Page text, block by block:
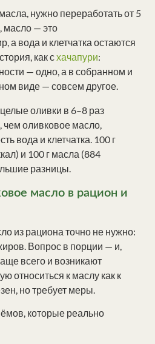
нужно переработать от 5
масло — это
а вода и клетчатка остаются
как схачапури:
— одно, а в собранном и
виде — совсем другое.
оливки в 6–8 раз
оливковое масло,
вода и клетчатка. 100 г
и 100 г масла (884
разницы.
масло в рацион и
из рациона точно не нужно:
Вопрос в порции — и,
всего и возникают
относиться к маслу как к
но требует меры.
которые реально